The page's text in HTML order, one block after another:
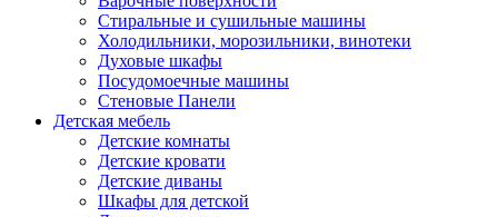
Стиральные и сушильные машины
Холодильники, морозильники, винотеки
Духовые шкафы
Посудомоечные машины
Стеновые Панели
Детская мебель
Детские комнаты
Детские кровати
Детские диваны
Шкафы для детской